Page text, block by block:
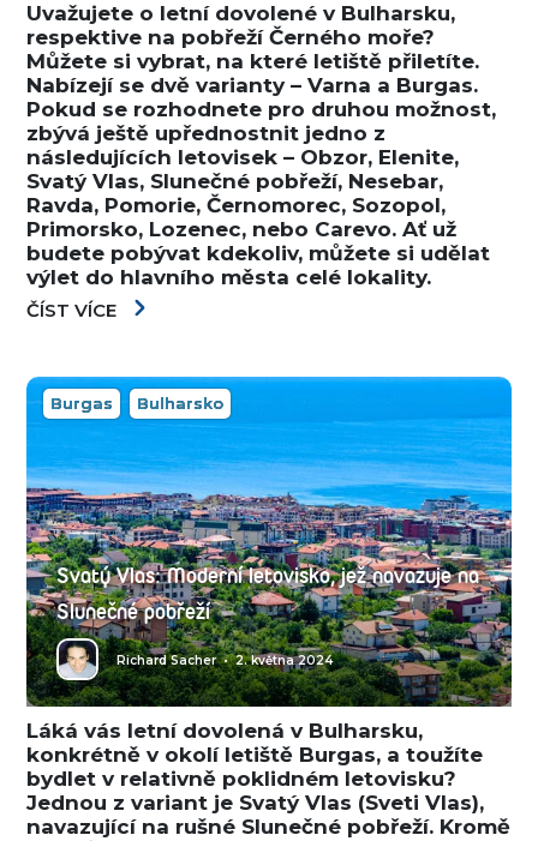
Uvažujete o letní dovolené v Bulharsku,
respektive na pobřeží Černého moře?
Můžete si vybrat, na které letiště přiletíte.
Nabízejí se dvě varianty – Varna a Burgas.
Pokud se rozhodnete pro druhou možnost,
zbývá ještě upřednostnit jedno z
následujících letovisek – Obzor, Elenite,
Svatý Vlas, Slunečné pobřeží, Nesebar,
Ravda, Pomorie, Černomorec, Sozopol,
Primorsko, Lozenec, nebo Carevo. Ať už
budete pobývat kdekoliv, můžete si udělat
výlet do hlavního města celé lokality.
ČÍST VÍCE
Burgas Bulharsko
Svatý Vlas: Moderní letovisko, jež navazuje na
Slunečné pobřeží
Richard Sacher•2. května 2024
Láká vás letní dovolená v Bulharsku,
konkrétně v okolí letiště Burgas, a toužíte
bydlet v relativně poklidném letovisku?
Jednou z variant je Svatý Vlas (Sveti Vlas),
navazující na rušné Slunečné pobřeží. Kromě